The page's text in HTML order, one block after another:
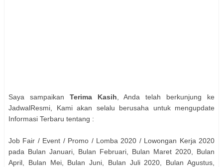
Saya sampaikan Terima Kasih , Anda telah berkunjung ke
JadwalResmi, Kami akan selalu berusaha untuk mengupdate
Informasi Terbaru tentang :
Job Fair / Event / Promo / Lomba 2020 / Lowongan Kerja 2020
pada Bulan Januari, Bulan Februari, Bulan Maret 2020, Bulan
April, Bulan Mei, Bulan Juni, Bulan Juli 2020, Bulan Agustus,